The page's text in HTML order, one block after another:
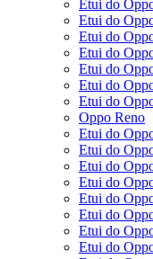
Etui do
Etui do
Etui do
Etui do
Etui do
Etui do
Etui do
Oppo Reno
Etui do
Etui do
Etui do
Etui do
Etui do
Etui do
Etui do
Etui do